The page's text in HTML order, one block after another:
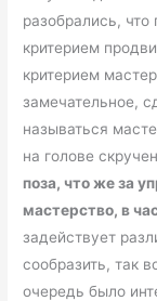
разобрались, что
критерием
критерием
замечательное,
называться
на голове
поза, что же за
мастерство, в
задействует
сообразить, так
очередь было